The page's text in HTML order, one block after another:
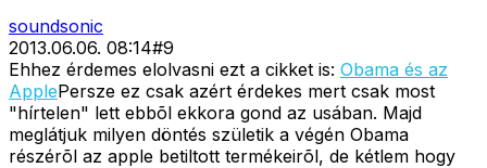
soundsonic
2013.06.06. 08:14#9
Ehhez érdemes elolvasni ezt a cikket is: Obama és az
ApplePersze ez csak azért érdekes mert csak most
"hírtelen" lett ebbõl ekkora gond az usában. Majd
meglátjuk milyen döntés születik a végén Obama
részérõl az apple betiltott termékeirõl, de kétlem hogy